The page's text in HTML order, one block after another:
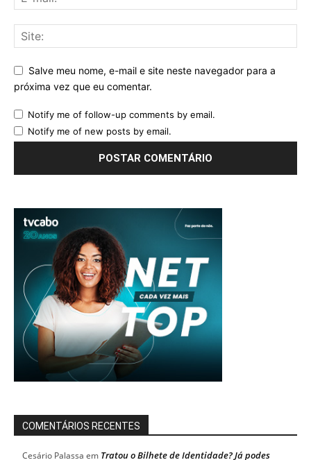
Salve meu nome, e-mail e site neste navegador para a
próxima vez que eu comentar.
Notify me of follow-up comments by email.
Notify me of new posts by email.
COMENTÁRIOS RECENTES
Cesário Palassa em Tratou o Bilhete de Identidade? Já podes